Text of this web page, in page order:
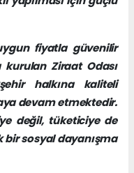
fiyatla güvenilir
kurulan Ziraat Odası
halkına kaliteli
devam etmektedir.
değil, tüketiciye de
sosyal dayanışma